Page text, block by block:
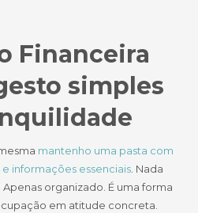
Financeira
simples
mantenho uma pasta com
informações essenciais. Nada
organizado. É uma forma
em atitude concreta.